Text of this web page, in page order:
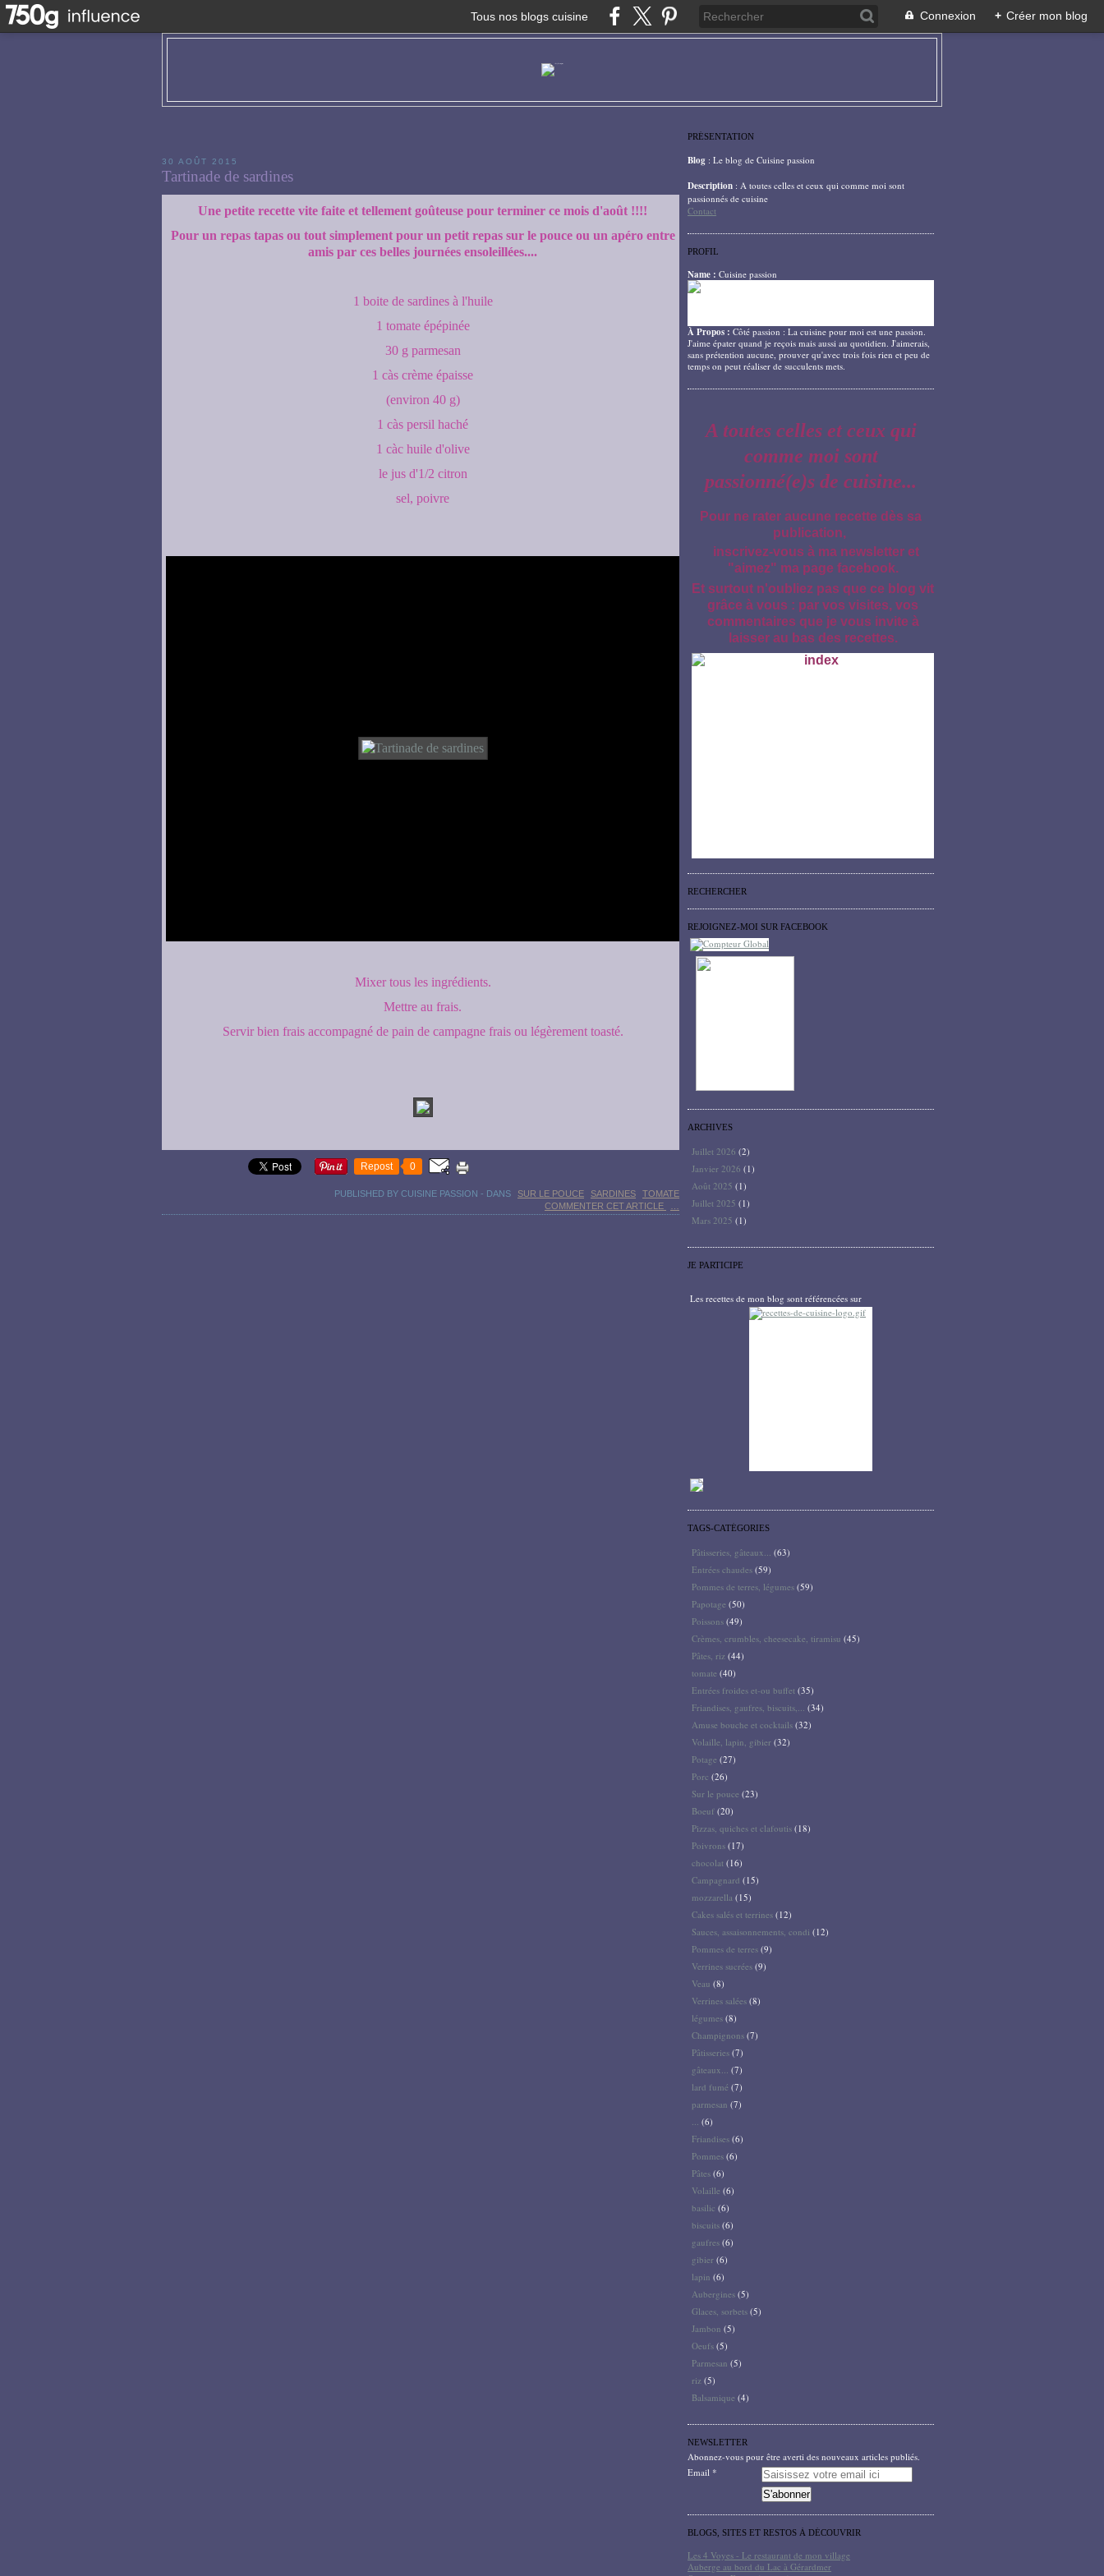
Tous nos blogs cuisine Connexion + Créer mon blog
30 AOÛT 2015
Tartinade de sardines
Une petite recette vite faite et tellement goûteuse pour terminer ce mois d'août !!!!
Pour un repas tapas ou tout simplement pour un petit repas sur le pouce ou un apéro entre
amis par ces belles journées ensoleillées....
1 boite de sardines à l'huile
1 tomate épépinée
30 g parmesan
1 càs crème épaisse
(environ 40 g)
1 càs persil haché
1 càc huile d'olive
le jus d'1/2 citron
sel, poivre
Mixer tous les ingrédients.
Mettre au frais.
Servir bien frais accompagné de pain de campagne frais ou légèrement toasté.
Repost 0
PUBLISHED BY CUISINE PASSION - DANS SUR LE POUCE SARDINES
TOMATE
COMMENTER CET ARTICLE
PRÉSENTATION
Blog : Le blog de Cuisine passion
Description : A toutes celles et ceux qui comme moi sont
passionnés de cuisine
Contact
PROFIL
Name : Cuisine passion
À Propos : Côté passion : La cuisine pour moi est une passion.
J'aime épater quand je reçois mais aussi au quotidien. J'aimerais,
sans prétention aucune, prouver qu'avec trois fois rien et peu de
temps on peut réaliser de succulents mets.
A toutes celles et ceux qui
comme moi sont
passionné(e)s de cuisine...
Pour ne rater aucune recette dès sa
publication,
inscrivez-vous à ma newsletter et
"aimez" ma page facebook.
Et surtout n'oubliez pas que ce blog vit
grâce à vous : par vos visites, vos
commentaires que je vous invite à
laisser au bas des recettes.
RECHERCHER
REJOIGNEZ-MOI SUR FACEBOOK
ARCHIVES
Juillet 2026 (2)
Janvier 2026 (1)
Août 2025 (1)
Juillet 2025 (1)
Mars 2025 (1)
JE PARTICIPE
Les recettes de mon blog sont référencées sur
TAGS-CATÉGORIES
Pâtisseries, gâteaux... (63)
Entrées chaudes (59)
Pommes de terres, légumes (59)
Papotage (50)
Poissons (49)
Crèmes, crumbles, cheesecake, tiramisu (45)
Pâtes, riz (44)
tomate (40)
Entrées froides et-ou buffet (35)
Friandises, gaufres, biscuits,... (34)
Amuse bouche et cocktails (32)
Volaille, lapin, gibier (32)
Potage (27)
Porc (26)
Sur le pouce (23)
Boeuf (20)
Pizzas, quiches et clafoutis (18)
Poivrons (17)
chocolat (16)
Campagnard (15)
mozzarella (15)
Cakes salés et terrines (12)
Sauces, assaisonnements, condi (12)
Pommes de terres (9)
Verrines sucrées (9)
Veau (8)
Verrines salées (8)
légumes (8)
Champignons (7)
Pâtisseries (7)
gâteaux... (7)
lard fumé (7)
parmesan (7)
... (6)
Friandises (6)
Pommes (6)
Pâtes (6)
Volaille (6)
basilic (6)
biscuits (6)
gaufres (6)
gibier (6)
lapin (6)
Aubergines (5)
Glaces, sorbets (5)
Jambon (5)
Oeufs (5)
Parmesan (5)
riz (5)
Balsamique (4)
NEWSLETTER
Abonnez-vous pour être averti des nouveaux articles publiés.
Email
BLOGS, SITES ET RESTOS À DÉCOUVRIR
Les 4 Voyes - Le restaurant de mon village
Auberge au bord du Lac à Gérardmer